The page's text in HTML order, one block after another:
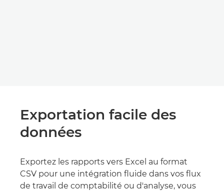
Exportation facile des
données
Exportez les rapports vers Excel au format
CSV pour une intégration fluide dans vos flux
de travail de comptabilité ou d'analyse, vous